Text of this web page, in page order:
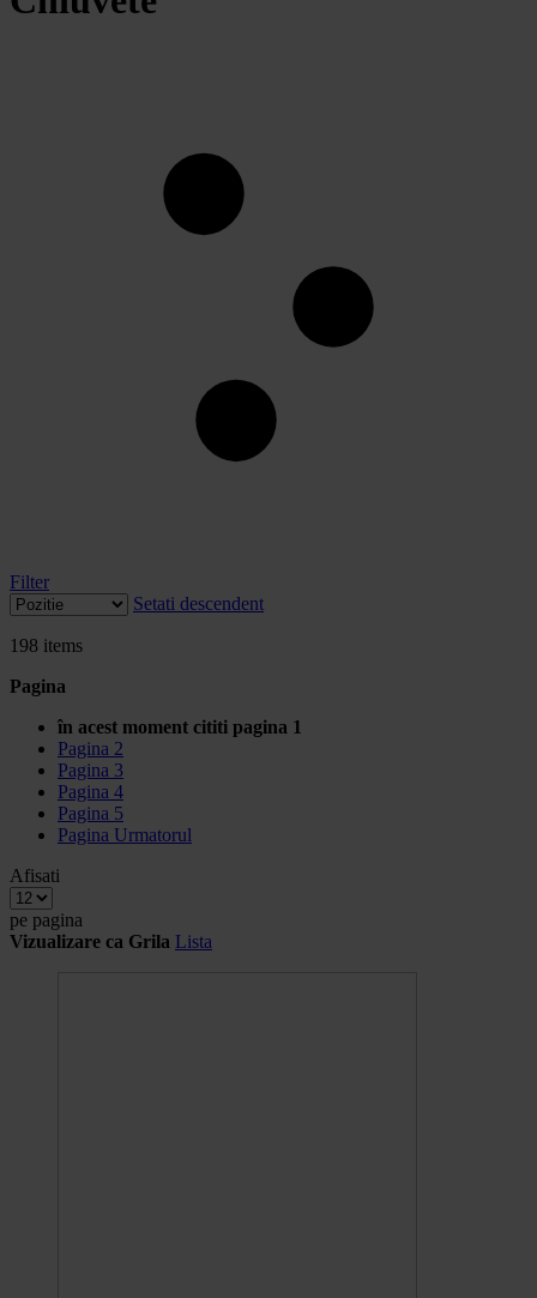
Filter
Setati descendent
198 items
Pagina
în acest moment cititi pagina 1
Pagina 2
Pagina 3
Pagina 4
Pagina 5
Pagina Urmatorul
Afisati
pe pagina
Vizualizare ca Grila Lista